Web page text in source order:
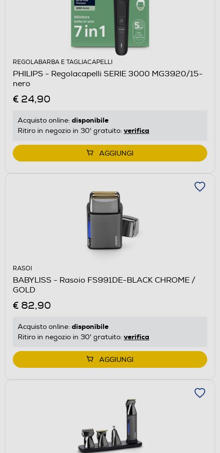
REGOLABARBA E TAGLIACAPELLI
PHILIPS - Regolacapelli SERIE 3000 MG3920/15-
nero
€ 24,90
Acquisto online: disponibile
Ritiro in negozio in 30' gratuito: verifica
AGGIUNGI
RASOI
BABYLISS - Rasoio FS991DE-BLACK CHROME /
GOLD
€ 82,90
Acquisto online: disponibile
Ritiro in negozio in 30' gratuito: verifica
AGGIUNGI